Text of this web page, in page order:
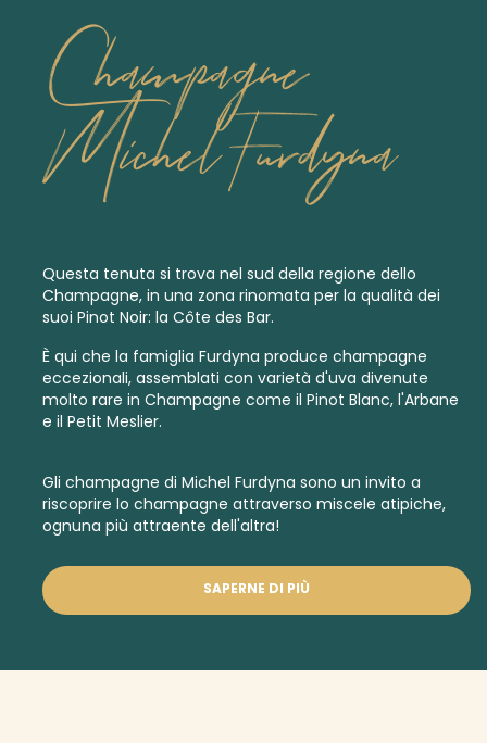
Champagne
Michel Furdyna
Questa tenuta si trova nel sud della regione dello
Champagne, in una zona rinomata per la qualità dei
suoi Pinot Noir: la Côte des Bar.
È qui che la famiglia Furdyna produce champagne
eccezionali, assemblati con varietà d'uva divenute
molto rare in Champagne come il Pinot Blanc, l'Arbane
e il Petit Meslier.
Gli champagne di Michel Furdyna sono un invito a
riscoprire lo champagne attraverso miscele atipiche,
ognuna più attraente dell'altra!
SAPERNE DI PIÙ